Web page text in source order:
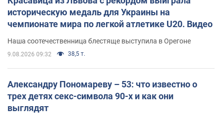
историческую медаль для Украины на
чемпионате мира по легкой атлетике U20. Видео
Наша соотечественница блестяще выступила в Орегоне
9.08.2026 09:32 38,5 т.
Александру Пономареву – 53: что известно о
трех детях секс-символа 90-х и как они
выглядят